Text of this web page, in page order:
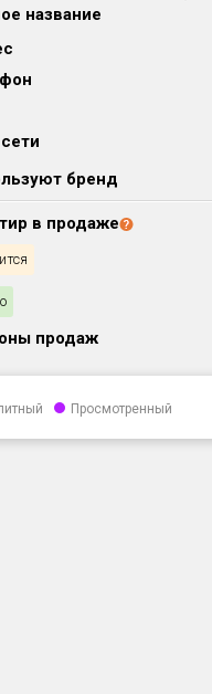
название
бренд
в продаже
продаж
Просмотренный